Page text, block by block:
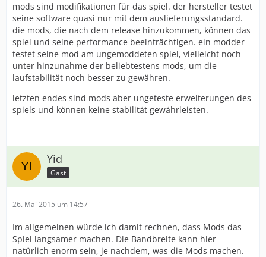
mods sind modifikationen für das spiel. der hersteller testet
seine software quasi nur mit dem auslieferungsstandard.
die mods, die nach dem release hinzukommen, können das
spiel und seine performance beeinträchtigen. ein modder
testet seine mod am ungemoddeten spiel, vielleicht noch
unter hinzunahme der beliebtestens mods, um die
laufstabilität noch besser zu gewähren.
letzten endes sind mods aber ungeteste erweiterungen des
spiels und können keine stabilität gewährleisten.
Yid
Gast
26. Mai 2015 um 14:57
Im allgemeinen würde ich damit rechnen, dass Mods das
Spiel langsamer machen. Die Bandbreite kann hier
natürlich enorm sein, je nachdem, was die Mods machen.